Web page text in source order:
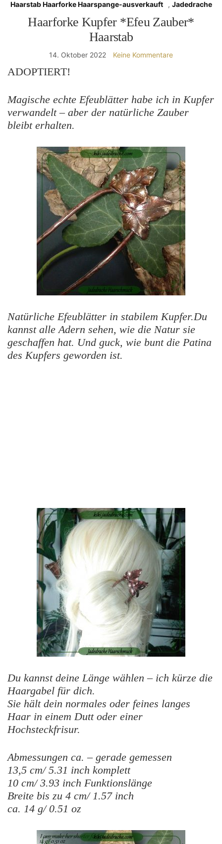
Haarstab Haarforke Haarspange-ausverkauft , Jadedrache
Haarforke Kupfer *Efeu Zauber*
Haarstab
14. Oktober 2022 Keine Kommentare
ADOPTIERT!
Magische echte Efeublätter habe ich in Kupfer
verwandelt – aber der natürliche Zauber
bleibt erhalten.
Natürliche Efeublätter in stabilem Kupfer.Du
kannst alle Adern sehen, wie die Natur sie
geschaffen hat. Und guck, wie bunt die Patina
des Kupfers geworden ist.
Du kannst deine Länge wählen – ich kürze die
Haargabel für dich.
Sie hält dein normales oder feines langes
Haar in einem Dutt oder einer
Hochsteckfrisur.
Abmessungen ca. – gerade gemessen
13,5 cm/ 5.31 inch komplett
10 cm/ 3.93 inch Funktionslänge
Breite bis zu 4 cm/ 1.57 inch
ca. 14 g/ 0.51 oz